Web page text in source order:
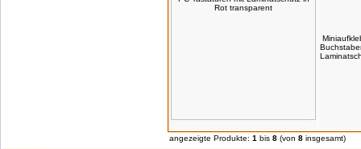
angezeigte Produkte: 1 bis 8 (von 8 insgesamt)